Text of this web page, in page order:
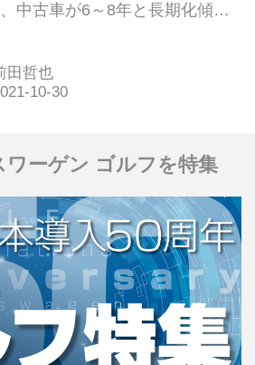
中古車が6～8年と長期化傾向
、実に64％以上が7年以上続け
クルマを保有している、という
が計上されています。つまり、
れくらいなのか？」「そもそも
くの？」と気になる方も多くい
ゃることでしょう。 車種によっ
相場はまちまちですが、10年落
ほとんどのクルマは値がつきま
たとえ値が付かなかったとして
接クルマを持ち込めば廃車専門
い取ってくれるというのが今の
田哲也
ワーゲン ゴルフを特集